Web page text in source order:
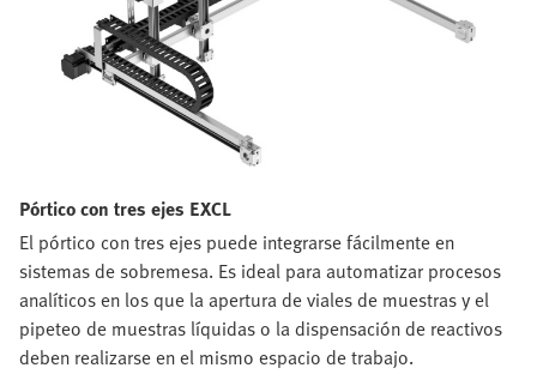
Pórtico con tres ejes EXCL
El pórtico con tres ejes puede integrarse fácilmente en
sistemas de sobremesa. Es ideal para automatizar procesos
analíticos en los que la apertura de viales de muestras y el
pipeteo de muestras líquidas o la dispensación de reactivos
deben realizarse en el mismo espacio de trabajo.